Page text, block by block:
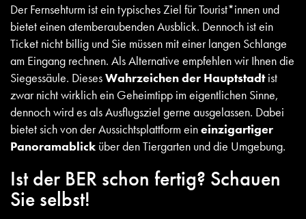
Der Fernsehturm ist ein typisches Ziel für Tourist*innen und
bietet einen atemberaubenden Ausblick. Dennoch ist ein
Ticket nicht billig und Sie müssen mit einer langen Schlange
am Eingang rechnen. Als Alternative empfehlen wir Ihnen die
Siegessäule. DiesesWahrzeichen der Hauptstadtist
zwar nicht wirklich ein Geheimtipp im eigentlichen Sinne,
dennoch wird es als Ausflugsziel gerne ausgelassen. Dabei
bietet sich von der Aussichtsplattform eineinzigartiger
Panoramablick über den Tiergarten und die Umgebung.
Ist der BER schon fertig? Schauen
Sie selbst!